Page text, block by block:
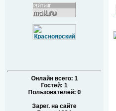
Онлайн всего: 1
Гостей: 1
Пользователей: 0
Зарег. на сайте